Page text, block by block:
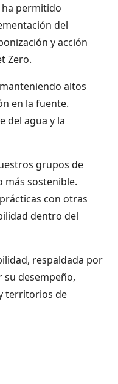
permitido
del
y acción
Zero.
altos
en la fuente.
del agua y la
grupos de
sostenible.
con otras
dentro del
respaldada por
su desempeño,
territorios de